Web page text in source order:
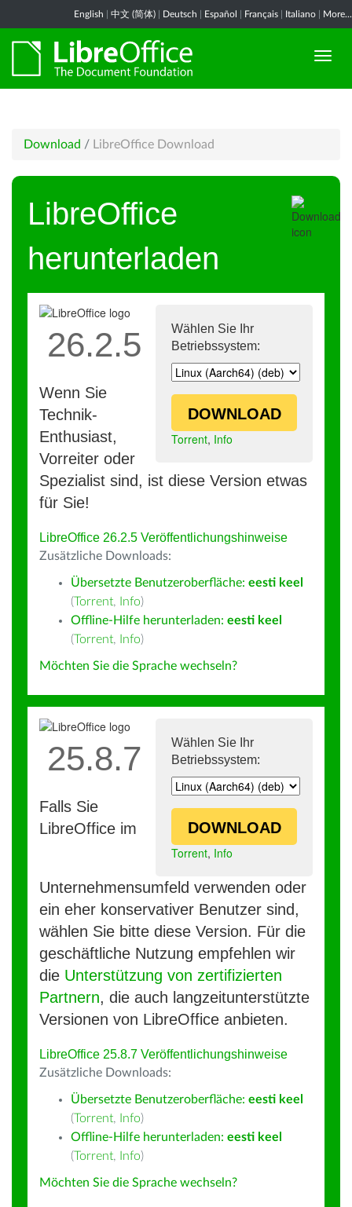
English 中文 (简体) Deutsch Español Français Italiano More...
Download / LibreOffice Download
LibreOffice
herunterladen
Wählen Sie Ihr
Betriebssystem:
DOWNLOAD
Torrent, Info
26.2.5
Wenn Sie
Technik-
Enthusiast,
Vorreiter oder
Spezialist sind, ist diese Version etwas
für Sie!
LibreOffice 26.2.5 Veröffentlichungshinweise
Zusätzliche Downloads:
Übersetzte Benutzeroberfläche: eesti keel
(Torrent, Info)
Offline-Hilfe herunterladen: eesti keel
(Torrent, Info)
Möchten Sie die Sprache wechseln?
Wählen Sie Ihr
Betriebssystem:
DOWNLOAD
Torrent, Info
25.8.7
Falls Sie
LibreOffice im
Unternehmensumfeld verwenden oder
ein eher konservativer Benutzer sind,
wählen Sie bitte diese Version. Für die
geschäftliche Nutzung empfehlen wir
die Unterstützung von zertifizierten
Partnern, die auch langzeitunterstützte
Versionen von LibreOffice anbieten.
LibreOffice 25.8.7 Veröffentlichungshinweise
Zusätzliche Downloads:
Übersetzte Benutzeroberfläche: eesti keel
(Torrent, Info)
Offline-Hilfe herunterladen: eesti keel
(Torrent, Info)
Möchten Sie die Sprache wechseln?